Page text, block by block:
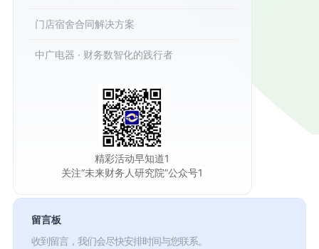
门店宿舍合同解决方案
中广电器 · 财务数智化的践行者
精彩活动早知道1
关注“未来财务人研究院”公众号1
留言板
收到留言，我们会尽快安排时间与您联系。